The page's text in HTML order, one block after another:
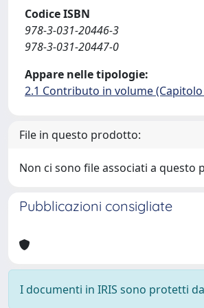
Codice ISBN
978-3-031-20446-3
978-3-031-20447-0
Appare nelle tipologie:
2.1 Contributo in volume
File in questo prodotto:
Non ci sono file associati a questo
Pubblicazioni consigliate
I documenti in IRIS sono protetti